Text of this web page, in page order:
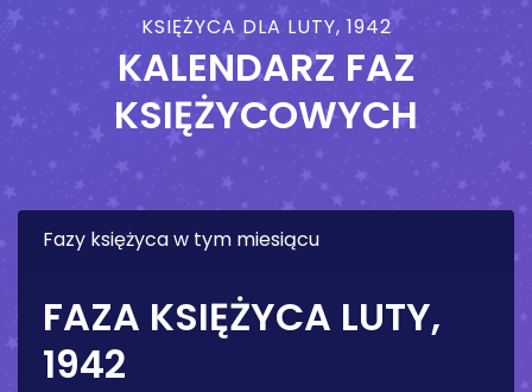
KSIĘŻYCA DLA LUTY, 1942
KALENDARZ FAZ
KSIĘŻYCOWYCH
Fazy księżyca w tym miesiącu
FAZA KSIĘŻYCA LUTY,
1942